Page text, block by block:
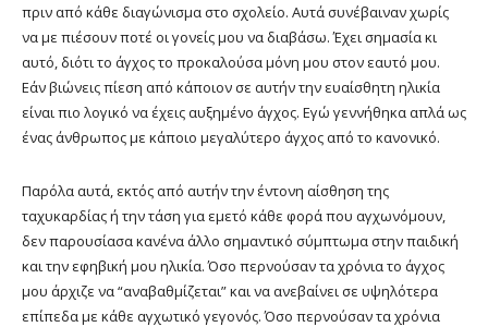
πριν από κάθε διαγώνισμα στο σχολείο. Αυτά συνέβαιναν χωρίς
να με πιέσουν ποτέ οι γονείς μου να διαβάσω. Έχει σημασία κι
αυτό, διότι το άγχος το προκαλούσα μόνη μου στον εαυτό μου.
Εάν βιώνεις πίεση από κάποιον σε αυτήν την ευαίσθητη ηλικία
είναι πιο λογικό να έχεις αυξημένο άγχος. Εγώ γεννήθηκα απλά ως
ένας άνθρωπος με κάποιο μεγαλύτερο άγχος από το κανονικό.
Παρόλα αυτά, εκτός από αυτήν την έντονη αίσθηση της
ταχυκαρδίας ή την τάση για εμετό κάθε φορά που αγχωνόμουν,
δεν παρουσίασα κανένα άλλο σημαντικό σύμπτωμα στην παιδική
και την εφηβική μου ηλικία. Όσο περνούσαν τα χρόνια το άγχος
μου άρχιζε να “αναβαθμίζεται” και να ανεβαίνει σε υψηλότερα
επίπεδα με κάθε αγχωτικό γεγονός. Όσο περνούσαν τα χρόνια